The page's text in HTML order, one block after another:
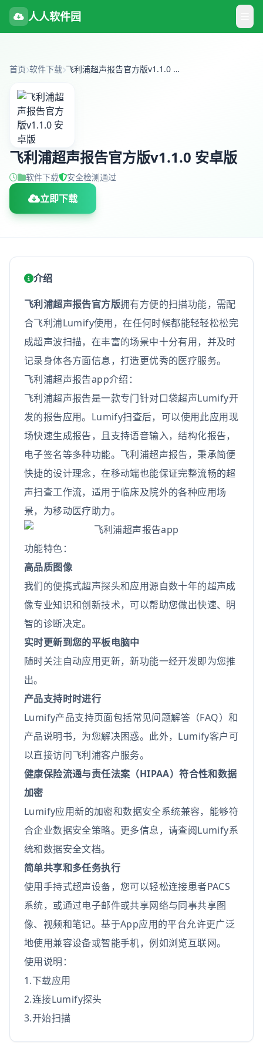
人人软件园
首页 软件下载 飞利浦超声报告官方版v1.1.0 安卓版
飞利浦超声报告官方版v1.1.0 安卓版
软件下载 安全检测通过
立即下载
介绍
飞利浦超声报告官方版拥有方便的扫描功能，需配
合飞利浦Lumify使用，在任何时候都能轻轻松松完
成超声波扫描，在丰富的场景中十分有用，并及时
记录身体各方面信息，打造更优秀的医疗服务。
飞利浦超声报告app介绍：
飞利浦超声报告是一款专门针对口袋超声Lumify开
发的报告应用。Lumify扫查后，可以使用此应用现
场快速生成报告，且支持语音输入，结构化报告，
电子签名等多种功能。飞利浦超声报告，秉承简便
快捷的设计理念，在移动端也能保证完整流畅的超
声扫查工作流，适用于临床及院外的各种应用场
景，为移动医疗助力。
功能特色：
高品质图像
我们的便携式超声探头和应用源自数十年的超声成
像专业知识和创新技术，可以帮助您做出快速、明
智的诊断决定。
实时更新到您的平板电脑中
随时关注自动应用更新，新功能一经开发即为您推
出。
产品支持时时进行
Lumify产品支持页面包括常见问题解答（FAQ）和
产品说明书，为您解决困惑。此外，Lumify客户可
以直接访问飞利浦客户服务。
健康保险流通与责任法案（HIPAA）符合性和数据
加密
Lumify应用新的加密和数据安全系统兼容，能够符
合企业数据安全策略。更多信息，请查阅Lumify系
统和数据安全文档。
简单共享和多任务执行
使用手持式超声设备，您可以轻松连接患者PACS
系统，或通过电子邮件或共享网络与同事共享图
像、视频和笔记。基于App应用的平台允许更广泛
地使用兼容设备或智能手机，例如浏览互联网。
使用说明：
1.下载应用
2.连接Lumify探头
3.开始扫描